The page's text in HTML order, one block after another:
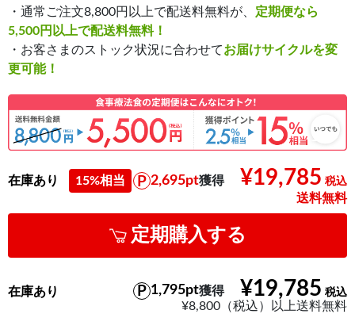
・通常ご注文8,800円以上で配送料無料が、 定期便なら
5,500円以上で配送料無料！
・お客さまのストック状況に合わせてお届けサイクルを変
更可能！
¥19,785
送料無料
15%相当 2,695pt獲得
在庫あり
定期購入する
¥19,785
1,795pt獲得
¥8,800（税込）以上送料無料
在庫あり